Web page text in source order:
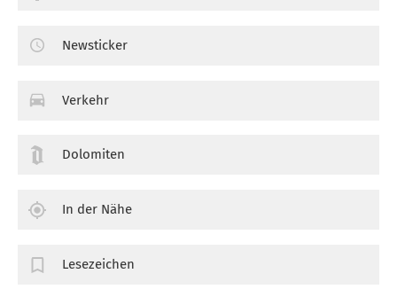
Newsticker
Verkehr
Dolomiten
In der Nähe
Lesezeichen